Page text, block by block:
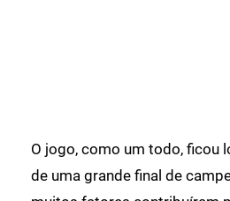
O jogo, como um todo, ficou
de uma grande final de